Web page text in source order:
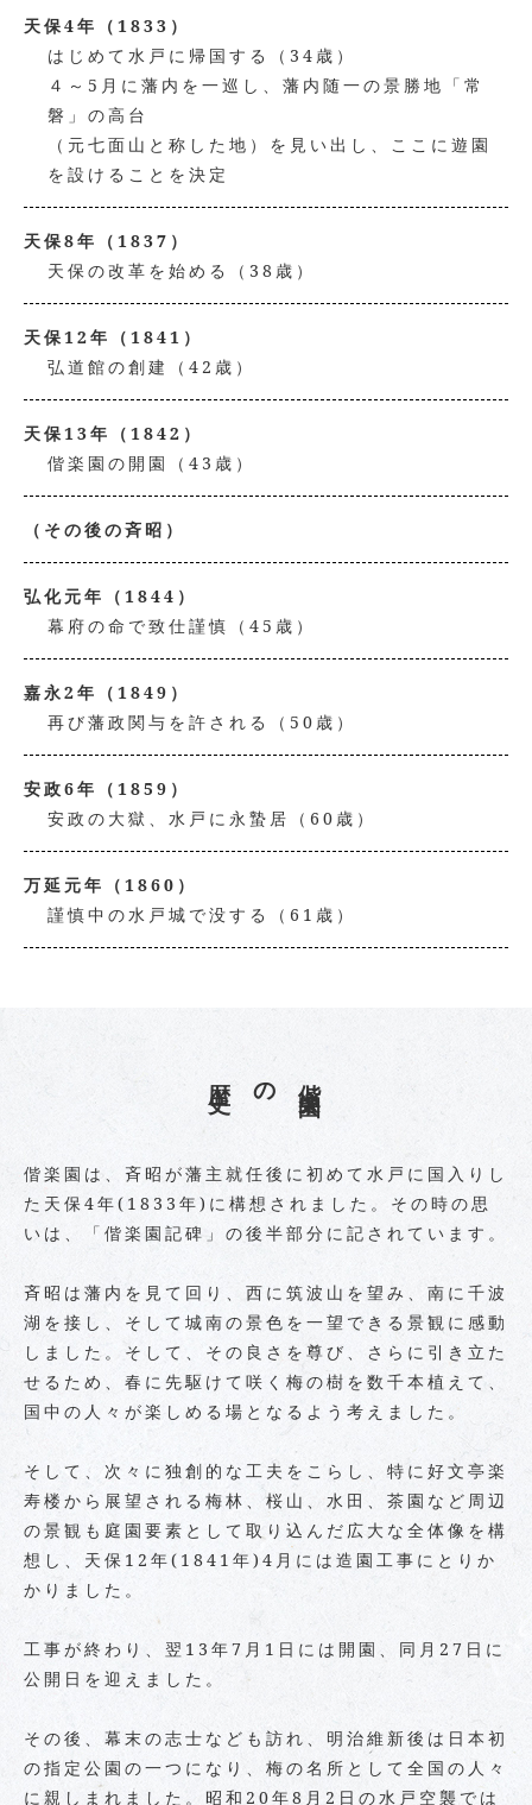
天保4年（1833）
はじめて水戸に帰国する（34歳）
４～5月に藩内を一巡し、藩内随一の景勝地「常
磐」の高台
（元七面山と称した地）を見い出し、ここに遊園
を設けることを決定
天保8年（1837）
天保の改革を始める（38歳）
天保12年（1841）
弘道館の創建（42歳）
天保13年（1842）
偕楽園の開園（43歳）
（その後の斉昭）
弘化元年（1844）
幕府の命で致仕謹慎（45歳）
嘉永2年（1849）
再び藩政関与を許される（50歳）
安政6年（1859）
安政の大獄、水戸に永蟄居（60歳）
万延元年（1860）
謹慎中の水戸城で没する（61歳）
偕楽園は、斉昭が藩主就任後に初めて水戸に国入りし
た天保4年(1833年)に構想されました。その時の思
いは、「偕楽園記碑」の後半部分に記されています。
斉昭は藩内を見て回り、西に筑波山を望み、南に千波
湖を接し、そして城南の景色を一望できる景観に感動
しました。そして、その良さを尊び、さらに引き立た
せるため、春に先駆けて咲く梅の樹を数千本植えて、
国中の人々が楽しめる場となるよう考えました。
そして、次々に独創的な工夫をこらし、特に好文亭楽
寿楼から展望される梅林、桜山、水田、茶園など周辺
の景観も庭園要素として取り込んだ広大な全体像を構
想し、天保12年(1841年)4月には造園工事にとりか
かりました。
工事が終わり、翌13年7月1日には開園、同月27日に
公開日を迎えました。
その後、幕末の志士なども訪れ、明治維新後は日本初
の指定公園の一つになり、梅の名所として全国の人々
に親しまれました。昭和20年8月2日の水戸空襲では